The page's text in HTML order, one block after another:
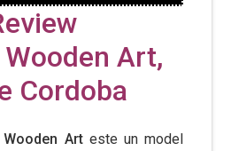
Art,
Cordoba
Art este un model